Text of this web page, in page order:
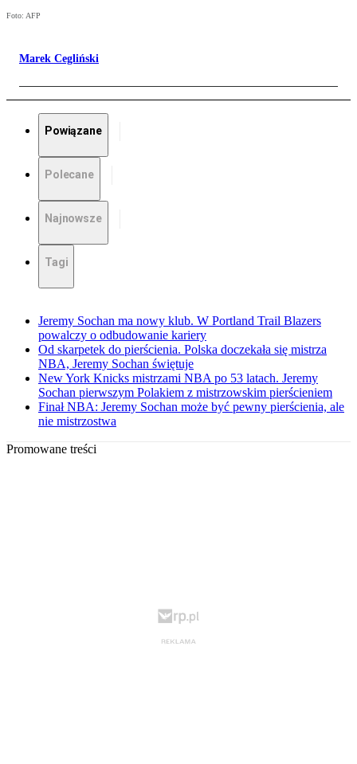
Foto: AFP
Marek Cegliński
Powiązane
Polecane
Najnowsze
Tagi
Jeremy Sochan ma nowy klub. W Portland Trail Blazers
powalczy o odbudowanie kariery
Od skarpetek do pierścienia. Polska doczekała się mistrza
NBA, Jeremy Sochan świętuje
New York Knicks mistrzami NBA po 53 latach. Jeremy
Sochan pierwszym Polakiem z mistrzowskim pierścieniem
Finał NBA: Jeremy Sochan może być pewny pierścienia, ale
nie mistrzostwa
Promowane treści